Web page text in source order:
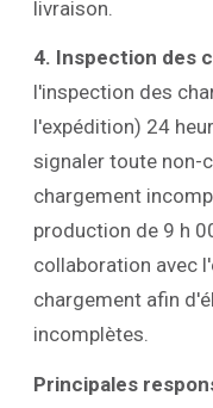
livraison.
4. Inspection des
l'inspection des
l'expédition) 24
signaler toute non-
chargement
production de 9 h
collaboration avec
chargement afin
incomplètes.
Principales